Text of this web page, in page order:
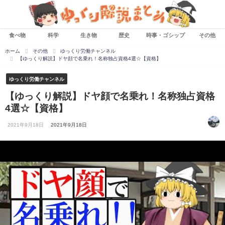
食べ物 科学 生き物 歴史 時事・ゴシップ その他
ホーム その他
ゆっくり労働チャンネル
【ゆっくり解説】ドヤ顔で名乗れ！名称独占資格4選☆【資格】
ゆっくり労働チャンネル
【ゆっくり解説】ドヤ顔で名乗れ！名称独占資格
4選☆【資格】
2021年9月18日 2021年9月18日